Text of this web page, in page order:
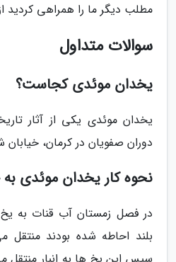
مطلب دیگر ما را همراهی کردید
سوالات متداول
یخدان موئدی کجاست؟
یخدان موئدی یکی از آثار
دوران صفویان در کرمان،
نحوه کار یخدان موئدی
در فصل زمستان آب قنات به یخ
بلند احاطه شده بودند